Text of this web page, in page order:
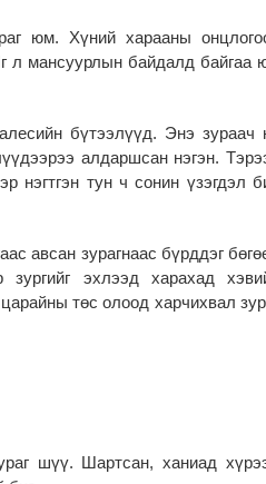
юм. Хүний харааны
л мансуурлын байдалд байгаа
бүтээлүүд. Энэ зураач
алдаршсан нэгэн.
нэгтгэн тун ч сонин үзэгдэл
авсан зурагнаас бүрддэг
зургийг эхлээд харахад
төс олоод харчихвал
шүү. Шартсан, ханиад